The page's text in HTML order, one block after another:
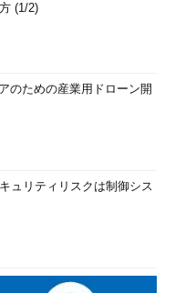
(1/2)
のための産業用ドローン開
ュリティリスクは制御シス